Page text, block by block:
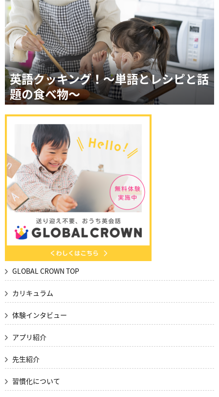
英語クッキング！～単語とレシピと話
題の食べ物～
GLOBAL CROWN TOP
カリキュラム
体験インタビュー
アプリ紹介
先生紹介
習慣化について